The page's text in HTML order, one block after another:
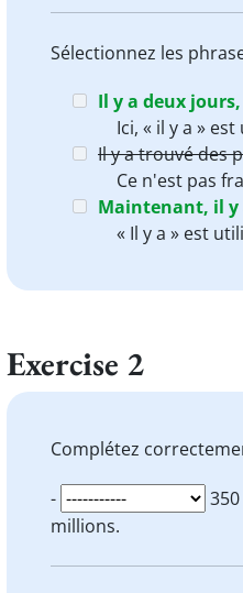
Sélectionnez les
Il y a deux
Ici, « il y a »
Il y a trouvé des
Ce n'est pas
Maintenant, il y
« Il y a » est
Exercise 2
Complétez
-
millions.